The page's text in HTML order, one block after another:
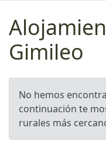
Gimileo
No hemos
continuación te
rurales más